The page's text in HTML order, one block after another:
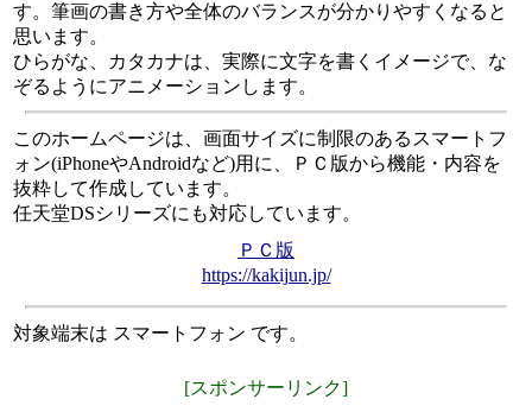
す。筆画の書き方や全体のバランスが分かりやすくなると
思います。
ひらがな、カタカナは、実際に文字を書くイメージで、な
ぞるようにアニメーションします。
このホームページは、画面サイズに制限のあるスマートフ
ォン(iPhoneやAndroidなど)用に、ＰＣ版から機能・内容を
抜粋して作成しています。
任天堂DSシリーズにも対応しています。
ＰＣ版
https://kakijun.jp/
対象端末は スマートフォン です。
[スポンサーリンク]